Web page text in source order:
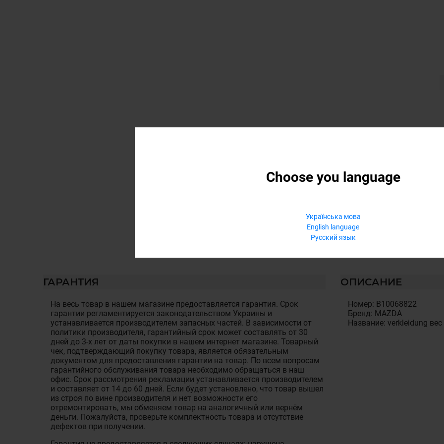
Choose you language
Українська мова
English language
Русский язык
ГАРАНТИЯ
На весь товар в нашем магазине предоставляется гарантия. Срок
гарантии регламентируется законодательством Украины и
устанавливается производителем запасных частей. В зависимости от
политики производителя, гарантийный срок может составлять от 30
дней до 3-х лет от даты покупки в нашем интернет магазине. Товарный
чек, подтверждающий покупку товара, является обязательным
документом для предоставления гарантии на товар. По всем вопросам
гарантийного обслуживания товара необходимо обращаться в наш
офис. Срок рассмотрения рекламации устанавливается производителем
и составляет от 14 до 60 дней. Если будет установлено, что товар вышел
из строя по вине производителя и нет возможности его
отремонтировать, мы обменяем товар на аналогичный или вернём
деньги. Пожалуйста, проверьте комплектность товара и отсутствие
дефектов при получении.
ОПИСАНИЕ
Номер: B10068822
Бренд: MAZDA
Название: verkleidung вес